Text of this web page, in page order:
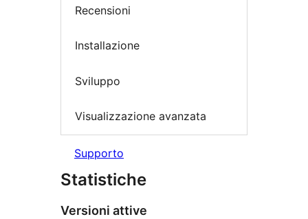
Recensioni
Installazione
Sviluppo
Visualizzazione avanzata
Supporto
Statistiche
Versioni attive